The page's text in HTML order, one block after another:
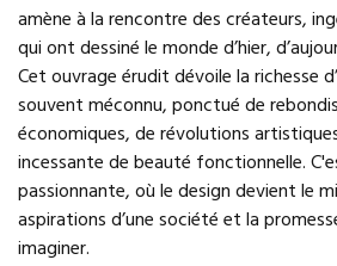
amène à la rencontre des créateurs,
qui ont dessiné le monde d’hier,
Cet ouvrage érudit dévoile la richesse
souvent méconnu, ponctué de
économiques, de révolutions
incessante de beauté fonctionnelle.
passionnante, où le design devient le
aspirations d’une société et la
imaginer.